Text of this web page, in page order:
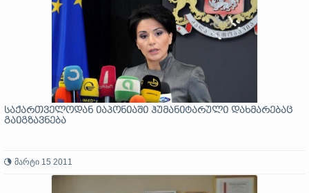
საქართველოდან იაპონიაში ჰუმანიტარული დახმარებაც
გაიგზავნება
მარტი 15 2011